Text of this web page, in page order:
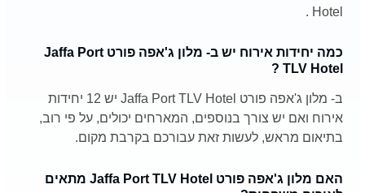
Hotel .
כמה יחידות אירוח יש ב- מלון ג'אפה פורט Jaffa Port
TLV Hotel ?
ב- מלון ג'אפה פורט Jaffa Port TLV Hotel יש 12 יחידות
אירוח ואם יש צורך בנוספים, המארחים יכולים, על פי רוב,
בתיאום מראש, לעשות זאת עבורכם בקרבת מקום.
האם מלון ג'אפה פורט Jaffa Port TLV Hotel מתאים